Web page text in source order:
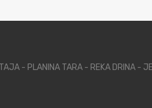
- PLANINA TARA - REKA DRINA -